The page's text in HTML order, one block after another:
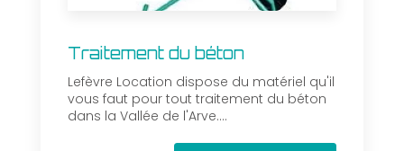
Traitement du béton
Lefèvre Location dispose du matériel qu'il
vous faut pour tout traitement du béton
dans la Vallée de l'Arve....